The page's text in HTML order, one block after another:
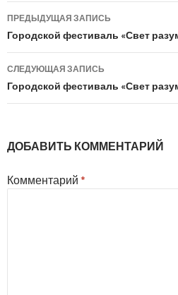
Навигация
по
записям
ПРЕДЫДУЩАЯ ЗАПИСЬ
Городской фестиваль «Свет
СЛЕДУЮЩАЯ ЗАПИСЬ
Городской фестиваль «Свет
ДОБАВИТЬ КОММЕНТАРИЙ
Комментарий *